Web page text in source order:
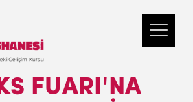
FUARI'NA